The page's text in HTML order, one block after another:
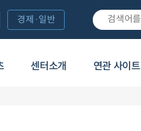
센터소개 연관 사이트
경제·일반